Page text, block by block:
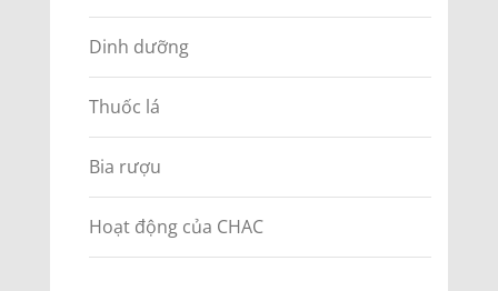
Dinh dưỡng
Thuốc lá
Bia rượu
Hoạt động của CHAC